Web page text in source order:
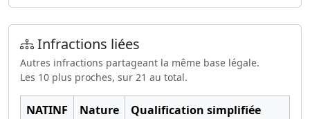
Infractions liées
Autres infractions partageant la même base légale.
Les 10 plus proches, sur 21 au total.
NATINF Nature
Qualification simplifiée